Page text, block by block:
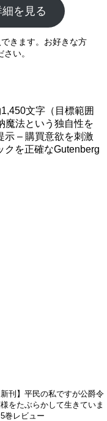
を見る
きます。お好きな方
い。
文字（目標範囲
魔法という独自性を
示 – 購買意欲を刺激
クを正確なGutenberg
新刊】平民の私ですが公爵令
をたぶらかして生きていま
巻レビュー